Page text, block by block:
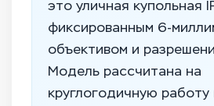
это уличная купольная
фиксированным 6-
объективом и
Модель рассчитана на
круглогодичную работу